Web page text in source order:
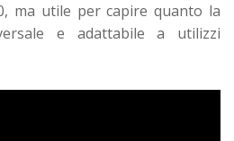
ma utile per capire quanto la
e adattabile a utilizzi